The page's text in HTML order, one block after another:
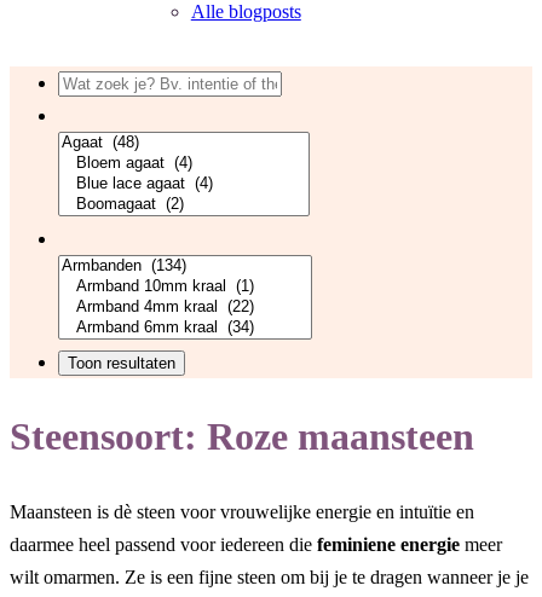
Alle blogposts
Steensoort: Roze maansteen
Maansteen is dè steen voor vrouwelijke energie en intuïtie en
daarmee heel passend voor iedereen die feminiene energie meer
wilt omarmen. Ze is een fijne steen om bij je te dragen wanneer je je